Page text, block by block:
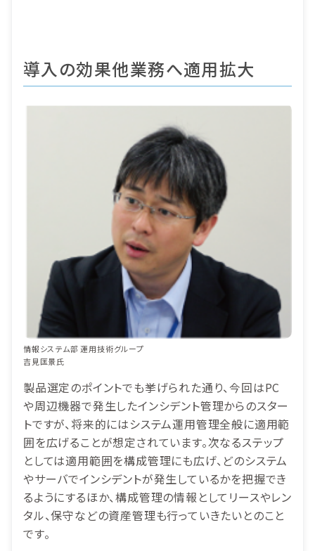
導入の効果他業務へ適用拡大
情報システム部 運用技術グループ
吉見匡景氏
製品選定のポイントでも挙げられた通り、今回はPC
や周辺機器で発生したインシデント管理からのスター
トですが、将来的にはシステム運用管理全般に適用範
囲を広げることが想定されています。次なるステップ
としては適用範囲を構成管理にも広げ、どのシステム
やサーバでインシデントが発生しているかを把握でき
るようにするほか、構成管理の情報としてリースやレン
タル、保守などの資産管理も行っていきたいとのこと
です。